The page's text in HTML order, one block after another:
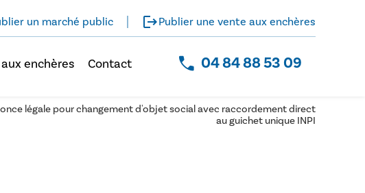
un marché public logoutPublier une vente aux enchères
enchères Contact 04 84 88 53 09
légale pour changement d'objet social avec raccordement direct
au guichet unique INPI